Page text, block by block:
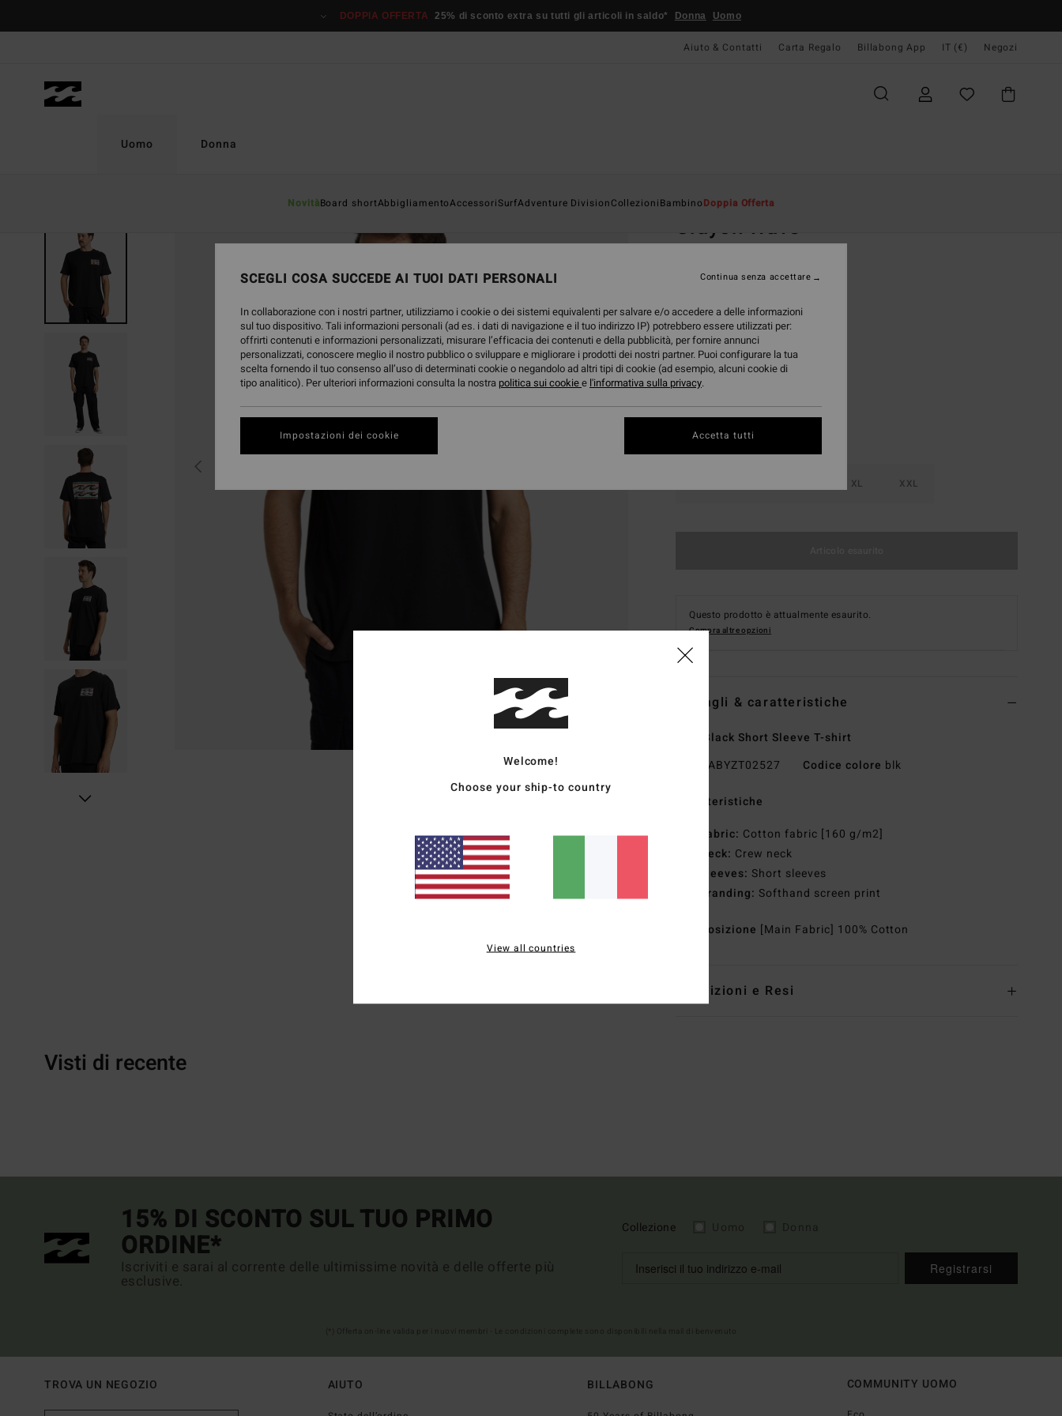
prodotto
DOPPIA OFFERTA 25% di sconto extra su tutti gli articoli in saldo* Donna Uomo
Aiuto & Contatti Carta Regalo Billabong App IT (€) Negozi
Uomo
NovitàBoard shortAbbigliamentoAccessoriSurfAdventure DivisionCollezioniBambinoDoppia Offerta
Donna
Crayon Wave
29,95 €
DOPPIA OFFERTA 25%
ColoriBlack
XL XXL
Questo prodotto è attualmente esaurito.
Compra altre opzioni
Dettagli & caratteristiche
Men Black Short Sleeve T-shirt
ABYZT02527 Codice colore blk
Caratteristiche
Fabric: Cotton fabric [160 g/m2]
Neck: Crew neck
Sleeves: Short sleeves
Branding: Softhand screen print
Composizione [Main Fabric] 100% Cotton
Spedizioni e Resi
Visti di recente
15% DI SCONTO SUL TUO PRIMO
ORDINE*
Iscriviti e sarai al corrente delle ultimissime novità e delle offerte più
esclusive.
Collezione
Registrarsi
TROVA UN NEGOZIO AIUTO BILLABONG COMMUNITY UOMO
Welcome!
Choose your ship-to country
View all countries
SCEGLI COSA SUCCEDE AI TUOI DATI PERSONALI
In collaborazione con i nostri partner, utilizziamo i cookie o dei sistemi equivalenti per salvare e/o accedere a delle informazioni
sul tuo dispositivo. Tali informazioni personali (ad es. i dati di navigazione e il tuo indirizzo IP) potrebbero essere utilizzati per:
offrirti contenuti e informazioni personalizzati, misurare l’efficacia dei contenuti e della pubblicità, per fornire annunci
personalizzati, conoscere meglio il nostro pubblico o sviluppare e migliorare i prodotti dei nostri partner. Puoi configurare la tua
scelta fornendo il tuo consenso all’uso di determinati cookie o negandolo ad altri tipi di cookie (ad esempio, alcuni cookie di
tipo analitico). Per ulteriori informazioni consulta la nostra politica sui cookiee l'informativa sulla privacy.
Impostazioni dei cookie
Continua senza accettare
Accetta tutti